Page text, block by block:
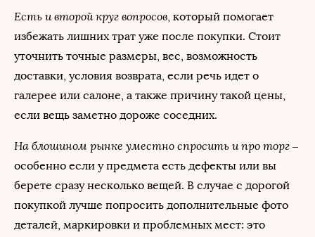
Есть и второй круг вопросов, который помогает
избежать лишних трат уже после покупки. Стоит
уточнить точные размеры, вес, возможность
доставки, условия возврата, если речь идет о
галерее или салоне, а также причину такой цены,
если вещь заметно дороже соседних.
На блошином рынке уместно спросить и про торг –
особенно если у предмета есть дефекты или вы
берете сразу несколько вещей. В случае с дорогой
покупкой лучше попросить дополнительные фото
деталей, маркировки и проблемных мест: это